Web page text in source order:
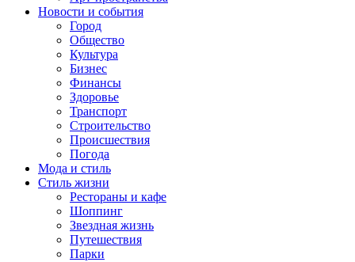
Новости и события
Город
Общество
Культура
Бизнес
Финансы
Здоровье
Транспорт
Строительство
Происшествия
Погода
Мода и стиль
Стиль жизни
Рестораны и кафе
Шоппинг
Звездная жизнь
Путешествия
Парки